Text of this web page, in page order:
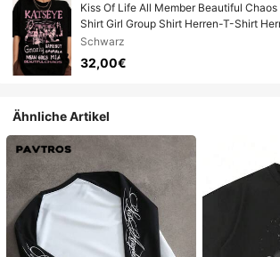
Kiss Of Life All Member Beautiful
Shirt Girl Group Shirt Herren-T-Shirt Herren-Baumwoll-
Oberteile Sommer
Schwarz
32,00€
Ähnliche Artikel